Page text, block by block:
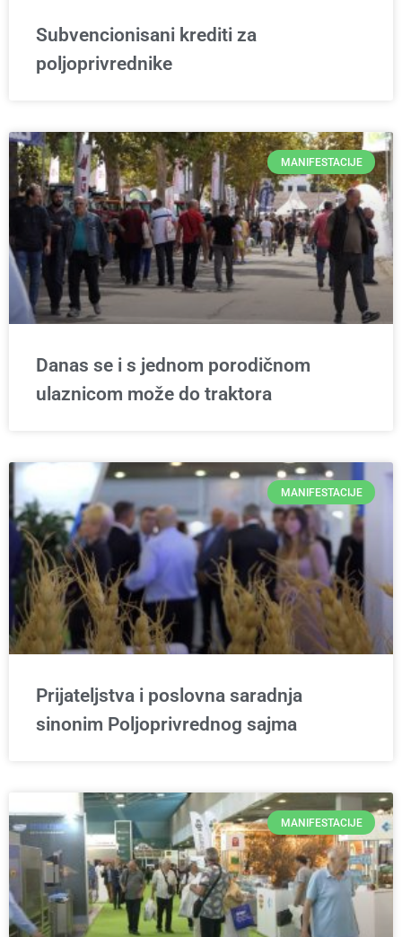
Subvencionisani krediti za
poljoprivrednike
MANIFESTACIJE
Danas se i s jednom porodičnom
ulaznicom može do traktora
MANIFESTACIJE
Prijateljstva i poslovna saradnja
sinonim Poljoprivrednog sajma
MANIFESTACIJE